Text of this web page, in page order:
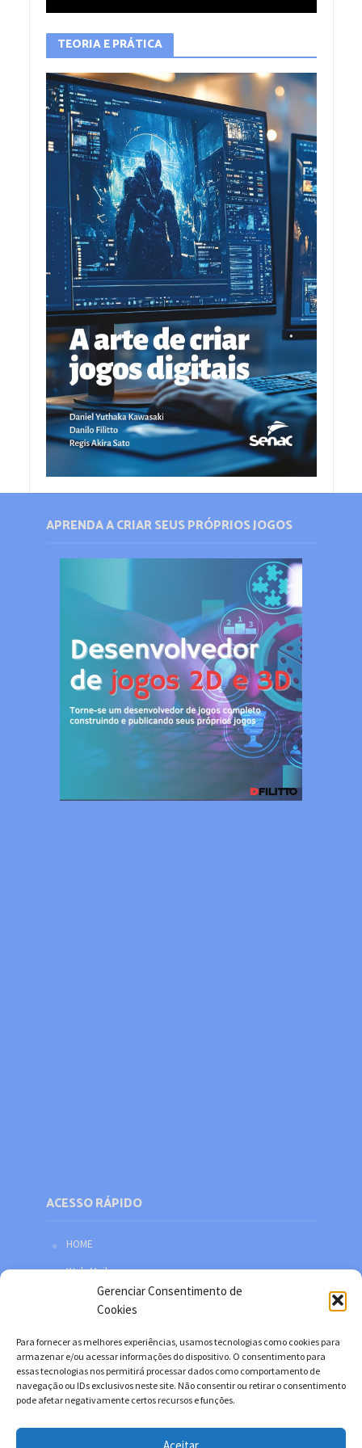
Gerenciar Consentimento de
Cookies
Para fornecer as melhores experiências, usamos tecnologias como cookies para
armazenar e/ou acessar informações do dispositivo. O consentimento para
essas tecnologias nos permitirá processar dados como comportamento de
navegação ou IDs exclusivos neste site. Não consentir ou retirar o consentimento
pode afetar negativamente certos recursos e funções.
TEORIA E PRÁTICA
APRENDA A CRIAR SEUS PRÓPRIOS JOGOS
ACESSO RÁPIDO
HOME
Web Mail
Política de privacidade
Facebook
Twitter
YouTube
Instagram